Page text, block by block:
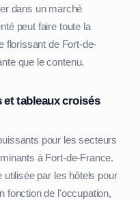
dans un marché
peut faire toute la
florissant de Fort-de-
que le contenu.
et tableaux croisés
pour les secteurs
à Fort-de-France.
par les hôtels pour
fonction de l'occupation,